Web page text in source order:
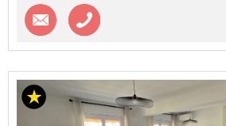
Contacter l'agence